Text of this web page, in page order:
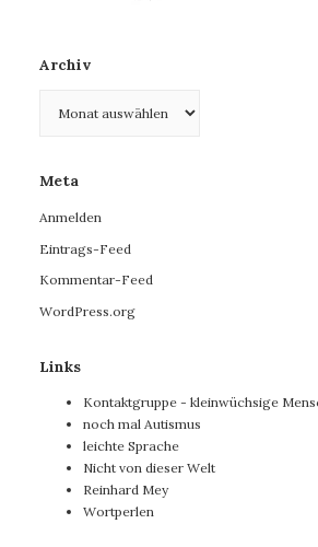
Archiv
Meta
Anmelden
Eintrags-Feed
Kommentar-Feed
WordPress.org
Links
Kontaktgruppe - kleinwüchsige
noch mal Autismus
leichte Sprache
Nicht von dieser Welt
Reinhard Mey
Wortperlen